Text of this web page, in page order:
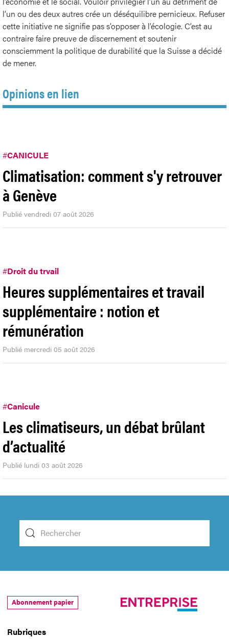
l’un ou des deux autres crée un déséquilibre pernicieux. Refuser
cette initiative ne signifie pas s’opposer à l’écologie. C’est au
contraire faire preuve de discernement et soutenir
consciemment la politique de durabilité que la Suisse a décidé
de mener.
Opinions en lien
#CANICULE
Climatisation: comment s'y retrouver
à Genève
Publié vendredi 07 août 2026
#Droit du trvail
Heures supplémentaires et travail
supplémentaire : notion et
rémunération
Publié mercredi 05 août 2026
#Canicule
Les climatiseurs, un débat brûlant
d’actualité
Publié lundi 03 août 2026
Rubriques
Abonnement papier